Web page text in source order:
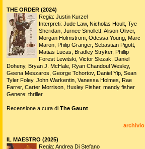
THE ORDER (2024)
Regia: Justin Kurzel
Interpreti: Jude Law, Nicholas Hoult, Tye
Sheridan, Jurnee Smollett, Alison Oliver,
Morgan Holmstrom, Odessa Young, Marc
Maron, Philip Granger, Sebastian Pigott,
Matias Lucas, Bradley Stryker, Phillip
Forest Lewitski, Victor Slezak, Daniel
Doheny, Bryan J. McHale, Ryan Chandoul Wesley,
Geena Meszaros, George Tchortov, Daniel Yip, Sean
Tyler Foley, John Warkentin, Vanessa Holmes, Rae
Farrer, Carter Morrison, Huxley Fisher, mandy fisher
Genere: thriller
Recensione a cura di The Gaunt
archivio
IL MAESTRO (2025)
Regia: Andrea Di Stefano